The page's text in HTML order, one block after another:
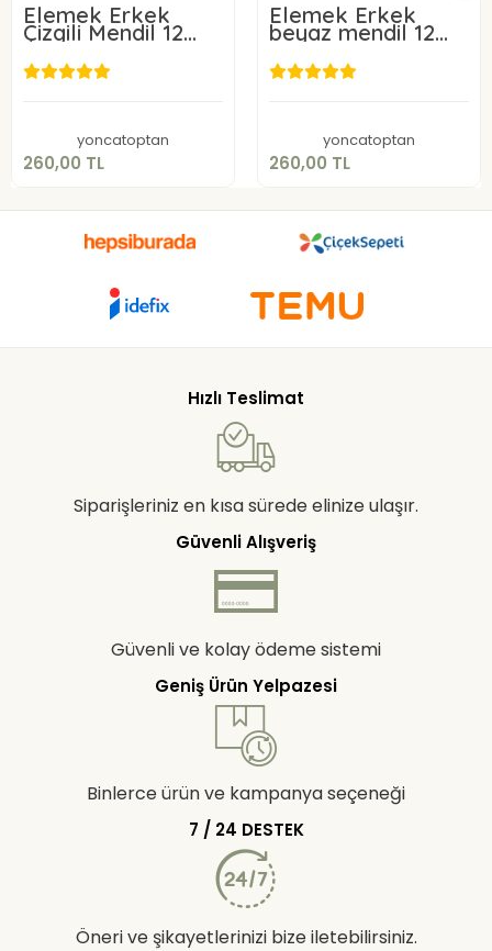
Elemek Erkek
Çizgili Mendil 12
adet 39x39 cm
yoncatoptan
260,00 TL
260,00 TL
Elemek Erkek
beyaz mendil 12
adet
yoncatoptan
260,00 TL
260,00 TL
Hızlı Teslimat
Siparişleriniz en kısa sürede elinize ulaşır.
Güvenli Alışveriş
Güvenli ve kolay ödeme sistemi
Geniş Ürün Yelpazesi
Binlerce ürün ve kampanya seçeneği
7 / 24 DESTEK
Öneri ve şikayetlerinizi bize iletebilirsiniz.